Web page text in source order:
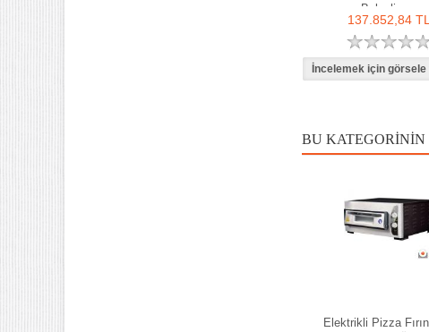
Belgeli
137.852,84 TL
BU
Elektrikli Pizza